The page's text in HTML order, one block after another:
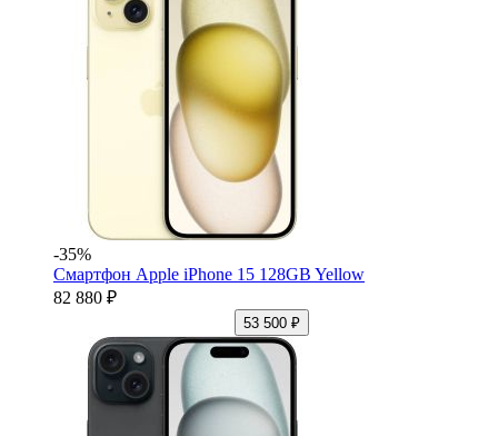
-35%
Смартфон Apple iPhone 15 128GB Yellow
82 880 ₽
53 500 ₽